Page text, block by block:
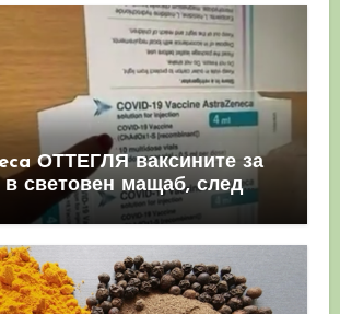
ОТТЕГЛЯ ваксините за
в световен мащаб, след
че те причиняват